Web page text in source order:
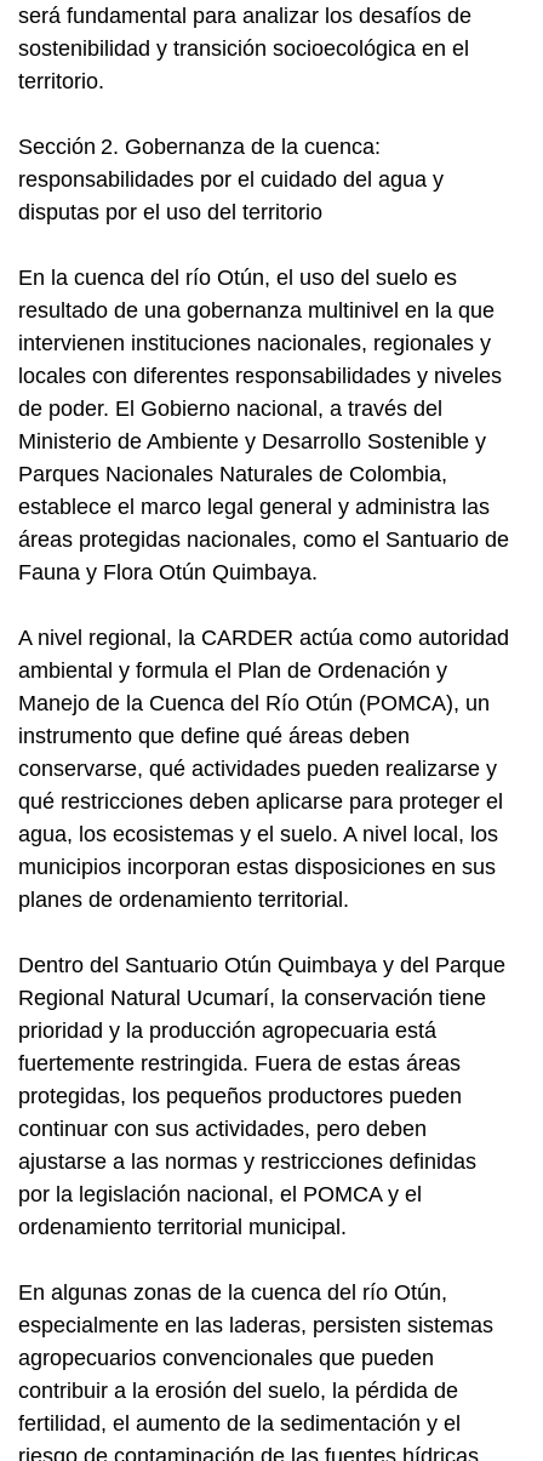
será fundamental para analizar los desafíos de
sostenibilidad y transición socioecológica en el
territorio.
Sección 2. Gobernanza de la cuenca:
responsabilidades por el cuidado del agua y
disputas por el uso del territorio
En la cuenca del río Otún, el uso del suelo es
resultado de una gobernanza multinivel en la que
intervienen instituciones nacionales, regionales y
locales con diferentes responsabilidades y niveles
de poder. El Gobierno nacional, a través del
Ministerio de Ambiente y Desarrollo Sostenible y
Parques Nacionales Naturales de Colombia,
establece el marco legal general y administra las
áreas protegidas nacionales, como el Santuario de
Fauna y Flora Otún Quimbaya.
A nivel regional, la CARDER actúa como autoridad
ambiental y formula el Plan de Ordenación y
Manejo de la Cuenca del Río Otún (POMCA), un
instrumento que define qué áreas deben
conservarse, qué actividades pueden realizarse y
qué restricciones deben aplicarse para proteger el
agua, los ecosistemas y el suelo. A nivel local, los
municipios incorporan estas disposiciones en sus
planes de ordenamiento territorial.
Dentro del Santuario Otún Quimbaya y del Parque
Regional Natural Ucumarí, la conservación tiene
prioridad y la producción agropecuaria está
fuertemente restringida. Fuera de estas áreas
protegidas, los pequeños productores pueden
continuar con sus actividades, pero deben
ajustarse a las normas y restricciones definidas
por la legislación nacional, el POMCA y el
ordenamiento territorial municipal.
En algunas zonas de la cuenca del río Otún,
especialmente en las laderas, persisten sistemas
agropecuarios convencionales que pueden
contribuir a la erosión del suelo, la pérdida de
fertilidad, el aumento de la sedimentación y el
riesgo de contaminación de las fuentes hídricas